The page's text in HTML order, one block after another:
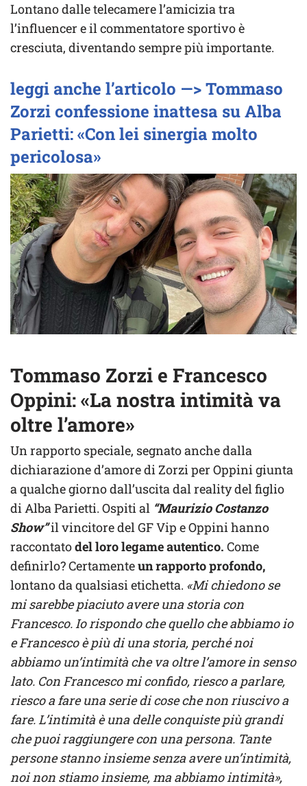
Lontano dalle telecamere l’amicizia tra
l’influencer e il commentatore sportivo è
cresciuta, diventando sempre più importante.
leggi anche l’articolo —> Tommaso
Zorzi confessione inattesa su Alba
Parietti: «Con lei sinergia molto
pericolosa»
Tommaso Zorzi e Francesco
Oppini: «La nostra intimità va
oltre l’amore»
Un rapporto speciale, segnato anche dalla
dichiarazione d’amore di Zorzi per Oppini giunta
a qualche giorno dall’uscita dal reality del figlio
di Alba Parietti. Ospiti al “Maurizio Costanzo
Show”il vincitore del GF Vip e Oppini hanno
raccontatodel loro legame autentico. Come
definirlo? Certamenteun rapporto profondo,
lontano da qualsiasi etichetta. «Mi chiedono se
mi sarebbe piaciuto avere una storia con
Francesco. Io rispondo che quello che abbiamo io
e Francesco è più di una storia, perché noi
abbiamo un’intimità che va oltre l’amore in senso
lato. Con Francesco mi confido, riesco a parlare,
riesco a fare una serie di cose che non riuscivo a
fare. L’intimità è una delle conquiste più grandi
che puoi raggiungere con una persona. Tante
persone stanno insieme senza avere un’intimità,
noi non stiamo insieme, ma abbiamo intimità»,